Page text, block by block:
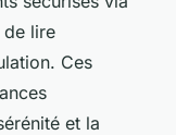
de lire
Ces
et la